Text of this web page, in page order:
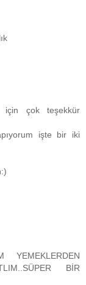
için çok teşekkür
işte bir iki
BİR